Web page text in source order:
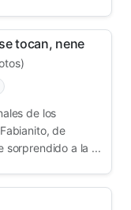
tocan, nene
de los
de
sorprendido a la ...